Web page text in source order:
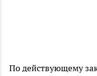
По действующему